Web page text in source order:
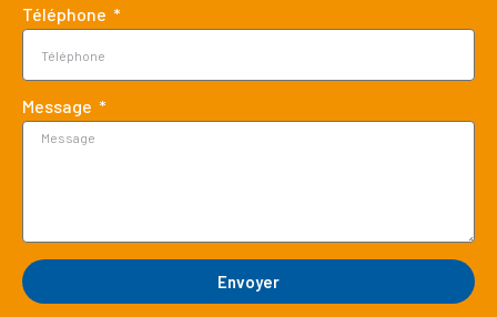
Téléphone
Message
Envoyer